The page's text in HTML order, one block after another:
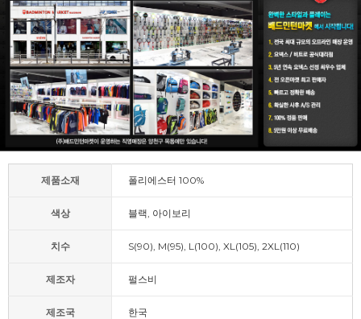
제품소재 폴리에스터 100%
색상 블랙, 아이보리
치수 S(90), M(95), L(100), XL(105), 2XL(110)
제조자 펄스비
제조국 한국